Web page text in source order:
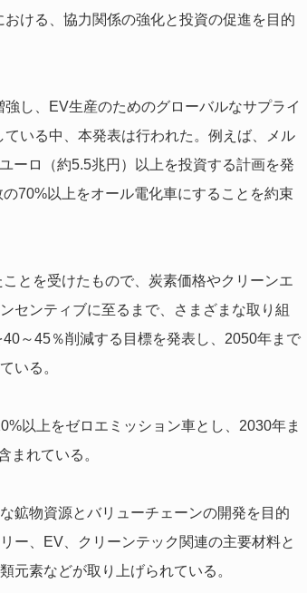
ける、協力関係の強化と投資の促進を目的
し、
EV生産のためのグローバルなサプライ
いる中、本発表は行われた。例えば、メル
ーロ（約5.5兆円）以上を投資する計画を発
70%以上をオール電化車にすることを約束
とを受けたもので、炭素価格やクリーンエ
センティブに至るまで、さまざまな取り組
～45％削減する目標を発表し、2050年まで
いる。
以上をゼロエミッション車とし、2030年ま
まれている。
鉱物資源とバリューチェーンの開発を目的
ー、EV、クリーンテック関連の主要材料と
元素などが取り上げられている。